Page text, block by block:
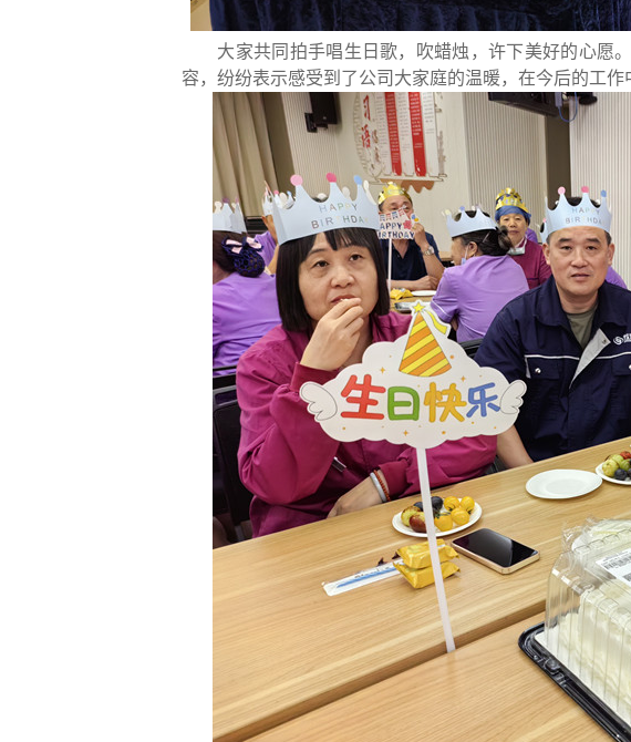
大家共同拍手唱生日歌，吹蜡烛，许下美好的心愿
容，纷纷表示感受到了公司大家庭的温暖，在今后的工